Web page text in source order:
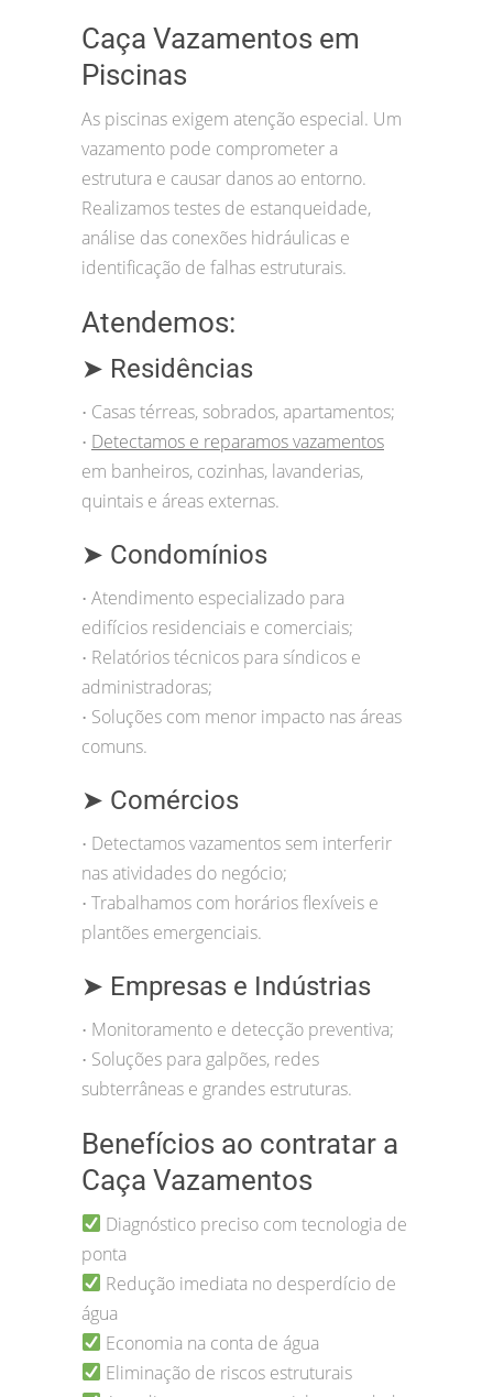
Caça Vazamentos em
Piscinas
As piscinas exigem atenção especial. Um
vazamento pode comprometer a
estrutura e causar danos ao entorno.
Realizamos testes de estanqueidade,
análise das conexões hidráulicas e
identificação de falhas estruturais.
Atendemos:
➤ Residências
• Casas térreas, sobrados, apartamentos;
• Detectamos e reparamos vazamentos
em banheiros, cozinhas, lavanderias,
quintais e áreas externas.
➤ Condomínios
• Atendimento especializado para
edifícios residenciais e comerciais;
• Relatórios técnicos para síndicos e
administradoras;
• Soluções com menor impacto nas áreas
comuns.
➤ Comércios
• Detectamos vazamentos sem interferir
nas atividades do negócio;
• Trabalhamos com horários flexíveis e
plantões emergenciais.
➤ Empresas e Indústrias
• Monitoramento e detecção preventiva;
• Soluções para galpões, redes
subterrâneas e grandes estruturas.
Benefícios ao contratar a
Caça Vazamentos
Diagnóstico preciso com tecnologia de
ponta
Redução imediata no desperdício de
água
Economia na conta de água
Eliminação de riscos estruturais